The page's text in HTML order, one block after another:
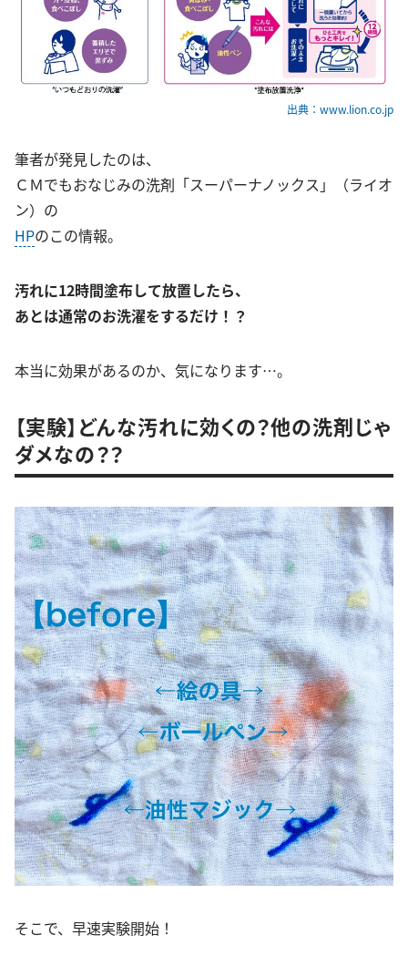
出典：www.lion.co.jp
筆者が発見したのは、
ＣＭでもおなじみの洗剤「スーパーナノックス」（ライオ
ン）の
HPのこの情報。
汚れに12時間塗布して放置したら、
あとは通常のお洗濯をするだけ！？
本当に効果があるのか、気になります…。
【実験】どんな汚れに効くの？他の洗剤じゃ
ダメなの？？
そこで、早速実験開始！